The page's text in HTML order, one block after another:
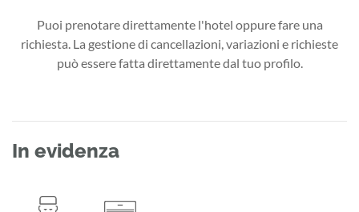
Puoi prenotare direttamente l'hotel oppure fare una
richiesta. La gestione di cancellazioni, variazioni e richieste
può essere fatta direttamente dal tuo profilo.
In evidenza